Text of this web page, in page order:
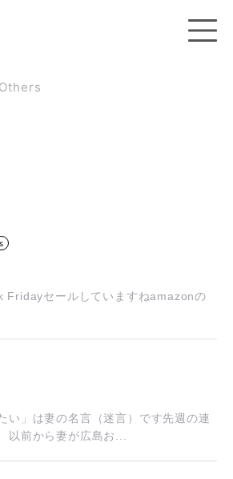
Others
Fridayセールしていますねamazonの
い」は妻の名言（迷言）です先週の連
前から妻が広島お...